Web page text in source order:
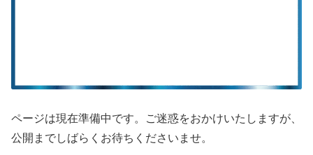
ページは現在準備中です。ご迷惑をおかけいたしますが、
公開までしばらくお待ちくださいませ。